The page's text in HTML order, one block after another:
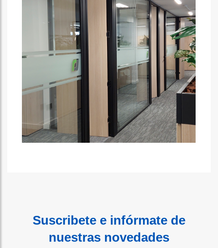
Suscribete e infórmate de
nuestras novedades